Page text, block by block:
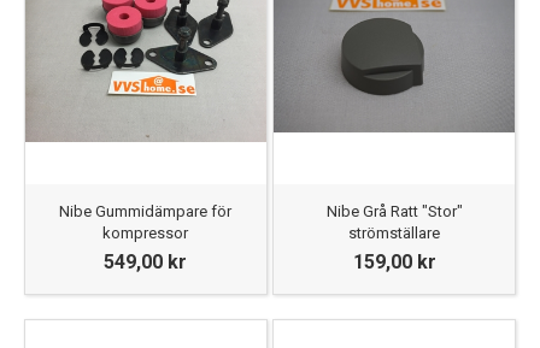
Nibe Gummidämpare för
kompressor
549,00 kr
Nibe Grå Ratt "Stor"
strömställare
159,00 kr